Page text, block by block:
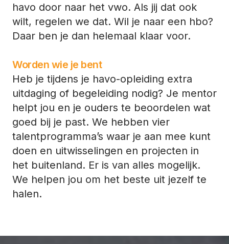
havo door naar het vwo. Als jij dat ook
wilt, regelen we dat. Wil je naar een hbo?
Daar ben je dan helemaal klaar voor.
Worden wie je bent
Heb je tijdens je havo-opleiding extra
uitdaging of begeleiding nodig? Je mentor
helpt jou en je ouders te beoordelen wat
goed bij je past. We hebben vier
talentprogramma’s waar je aan mee kunt
doen en uitwisselingen en projecten in
het buitenland. Er is van alles mogelijk.
We helpen jou om het beste uit jezelf te
halen.